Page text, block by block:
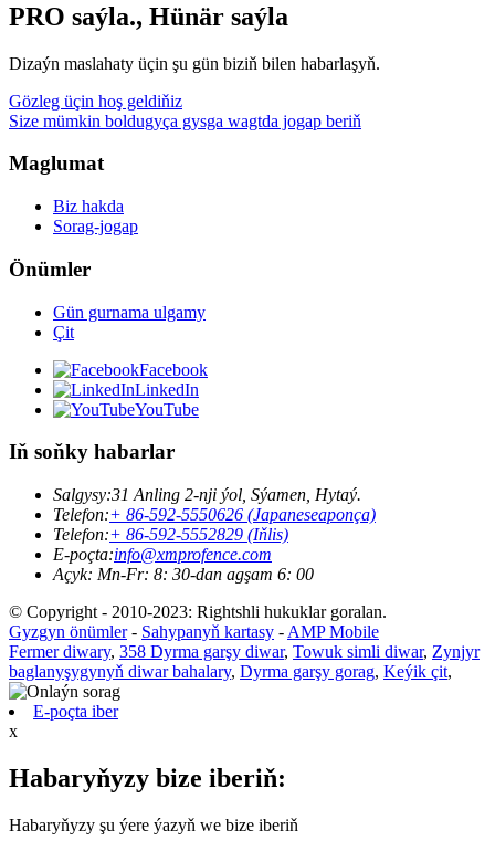
PRO saýla., Hünär saýla
Dizaýn maslahaty üçin şu gün biziň bilen habarlaşyň.
Gözleg üçin hoş geldiňiz
Size mümkin boldugyça gysga wagtda jogap beriň
Maglumat
Biz hakda
Sorag-jogap
Önümler
Gün gurnama ulgamy
Çit
Facebook
LinkedIn
YouTube
Iň soňky habarlar
Salgysy:31 Anling 2-nji ýol, Sýamen, Hytaý.
Telefon:+ 86-592-5550626 (Japaneseaponça)
Telefon:+ 86-592-5552829 (Iňlis)
E-poçta:info@xmprofence.com
Açyk: Mn-Fr: 8: 30-dan agşam 6: 00
© Copyright - 2010-2023: Rightshli hukuklar goralan.
Gyzgyn önümler- Sahypanyň kartasy - AMP Mobile
Fermer diwary, 358 Dyrma garşy diwar, Towuk simli diwar, Zynjyr
baglanyşygynyň diwar bahalary, Dyrma garşy gorag, Keýik çit,
E-poçta iber
x
Habaryňyzy bize iberiň:
Habaryňyzy şu ýere ýazyň we bize iberiň